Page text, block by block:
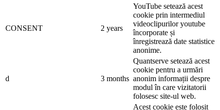
CONSENT 2 years
YouTube setează acest
cookie prin intermediul
videoclipurilor youtube
încorporate și
înregistrează date statistice
anonime.
d 3 months
Quantserve setează acest
cookie pentru a urmări
anonim informații despre
modul în care vizitatorii
folosesc site-ul web.
Acest cookie este folosit